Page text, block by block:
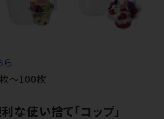
枚～100枚
な使い捨て「コップ」